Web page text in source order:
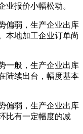
业报价小幅松动。
弱，生产企业出库
本地加工企业订单尚
般，生产企业出库
陆续出台，幅度基本
弱，生产企业出库
比有一定幅度的减